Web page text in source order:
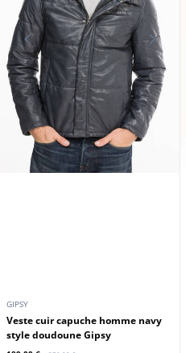
GIPSY
Veste cuir capuche homme navy
style doudoune Gipsy